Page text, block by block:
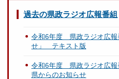
過去の県政ラジオ広報番組
令和6年度 県政ラジオ広報
せ」 テキスト版
令和6年度 県政ラジオ広報
県からのお知らせ